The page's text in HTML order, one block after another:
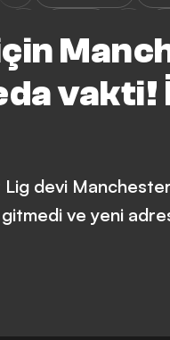
vakti!
devi
ve yeni